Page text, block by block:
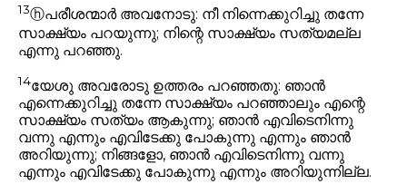
13ⓗപരീശന്മാർ അവനോടു: നീ നിന്നെക്കുറിച്ചു തന്നേ
സാക്ഷ്യം പറയുന്നു; നിന്റെ സാക്ഷ്യം സത്യമല്ല
എന്നു പറഞ്ഞു.
14യേശു അവരോടു ഉത്തരം പറഞ്ഞതു: ഞാൻ
എന്നെക്കുറിച്ചു തന്നേ സാക്ഷ്യം പറഞ്ഞാലും എന്റെ
സാക്ഷ്യം സത്യം ആകുന്നു; ഞാൻ എവിടെനിന്നു
വന്നു എന്നും എവിടേക്കു പോകുന്നു എന്നും ഞാൻ
അറിയുന്നു; നിങ്ങളോ, ഞാൻ എവിടെനിന്നു വന്നു
എന്നും എവിടേക്കു പോകുന്നു എന്നും അറിയുന്നില്ല.